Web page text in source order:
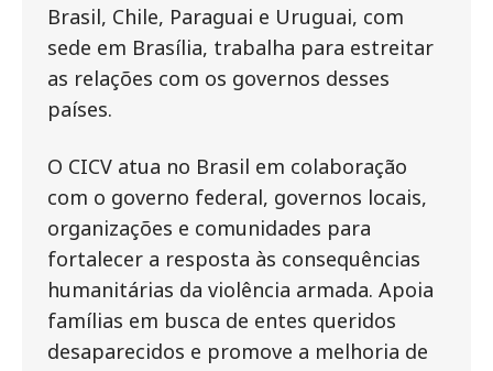
Brasil, Chile, Paraguai e Uruguai, com
sede em Brasília, trabalha para estreitar
as relações com os governos desses
países.
O CICV atua no Brasil em colaboração
com o governo federal, governos locais,
organizações e comunidades para
fortalecer a resposta às consequências
humanitárias da violência armada. Apoia
famílias em busca de entes queridos
desaparecidos e promove a melhoria de